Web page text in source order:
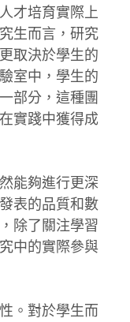
才培育實際上
生而言，研究
取決於學生的
室中，學生的
部分，這種團
實踐中獲得成
能夠進行更深
表的品質和數
除了關注學習
中的實際參與
。對於學生而